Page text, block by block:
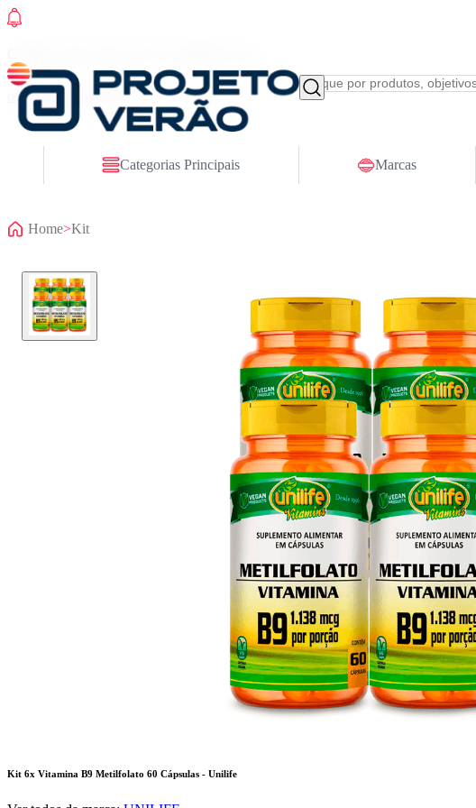
ofertas especiais
Categorias Principais Marcas
Home>Kit
Kit 6x Vitamina B9 Metilfolato 60 Cápsulas - Unilife